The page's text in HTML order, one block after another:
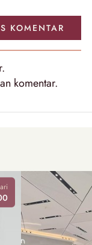
KOMENTAR
.
komentar.